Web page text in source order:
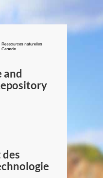
/
Canada
and